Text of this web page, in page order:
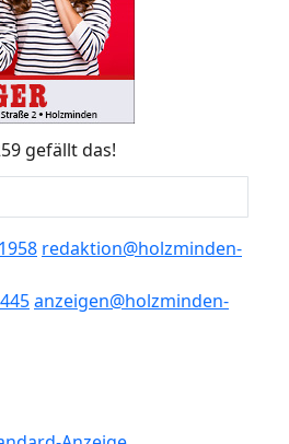
gefällt das!
redaktion@holzminden-
anzeigen@holzminden-